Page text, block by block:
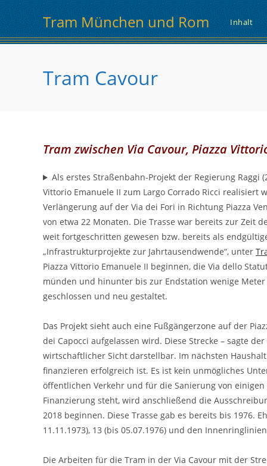
Zum
Inhalt
springen
Tram München und Rom Inhalt
Tram Cavour
Tram zwischen Via Cavour, Piazza
Als erstes Straßenbahn-Projekt der Regierung Raggi
Vittorio Emanuele II zum Largo Corrado Ricci
Verlängerung auf der Via dei Fori in Richtung Piazza
von etwa 22 Monaten. Die Trasse war bereits zur Zeit
weit fortgeschritten gewesen bzw. bereits als
„Infrastrukturprojekte zur Jahrtausendwende“, unter
Piazza Vittorio Emanuele II beginnen, die Via dello
münden und hinunter bis zur Endstation wenige
geschlossen und neu gestaltet.
Das Projekt sieht auch eine Fußgängerzone auf der
dei Capocci aufgelassen wird. Diese Strecke – sagte
wirtschaftlicher Sicht darstellbar. Im nächsten
finanzieren erfolgreich ist. Es ist kein unmögliches
öffentlichen Verkehr und für die Sanierung von
Finanzierung steht, wird anschließend die
2018 beginnen. Diese Trasse gab es bereits bis 1976.
11.11.1973), 13 (bis 05.07.1976) und den
Die Arbeiten für die Tram in der Via Cavour mit der